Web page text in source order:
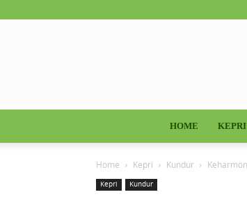
HOME KEPRI
Home Kepri Kundur
Kepri Kundur